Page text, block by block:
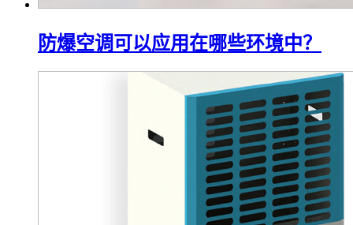
防爆空调可以应用在哪些环境中？